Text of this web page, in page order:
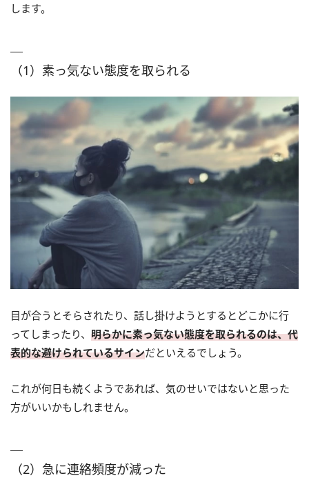
します。
（1）素っ気ない態度を取られる
目が合うとそらされたり、話し掛けようとするとどこかに行
ってしまったり、 明らかに素っ気ない態度を取られるのは、代
表的な避けられているサインだといえるでしょう。
これが何日も続くようであれば、気のせいではないと思った
方がいいかもしれません。
（2）急に連絡頻度が減った